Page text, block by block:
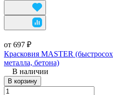
от 697 ₽
Красковия MASTER
металла, бетона)
В наличии
В корзину